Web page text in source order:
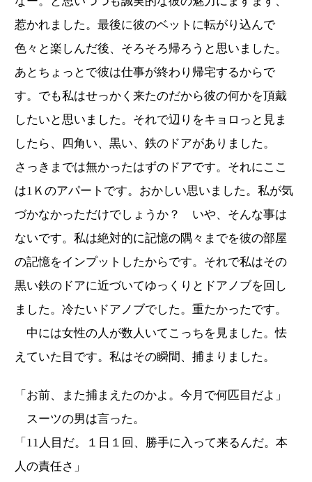
惹かれました。最後に彼のベットに転がり込んで
色々と楽しんだ後、そろそろ帰ろうと思いました。
あとちょっとで彼は仕事が終わり帰宅するからで
す。でも私はせっかく来たのだから彼の何かを頂戴
したいと思いました。それで辺りをキョロっと見ま
したら、四角い、黒い、鉄のドアがありました。
さっきまでは無かったはずのドアです。それにここ
は1Ｋのアパートです。おかしい思いました。私が気
づかなかっただけでしょうか？ いや、そんな事は
ないです。私は絶対的に記憶の隅々までを彼の部屋
の記憶をインプットしたからです。それで私はその
黒い鉄のドアに近づいてゆっくりとドアノブを回し
ました。冷たいドアノブでした。重たかったです。
中には女性の人が数人いてこっちを見ました。怯
えていた目です。私はその瞬間、捕まりました。
「お前、また捕まえたのかよ。今月で何匹目だよ」
スーツの男は言った。
「11人目だ。１日１回、勝手に入って来るんだ。本
人の責任さ」